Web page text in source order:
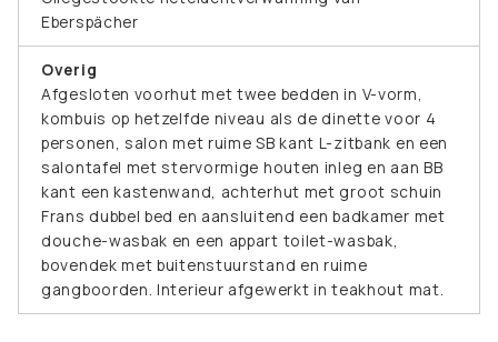
Eberspächer
Overig
Afgesloten voorhut met twee bedden in V-vorm,
kombuis op hetzelfde niveau als de dinette voor 4
personen, salon met ruime SB kant L-zitbank en een
salontafel met stervormige houten inleg en aan BB
kant een kastenwand, achterhut met groot schuin
Frans dubbel bed en aansluitend een badkamer met
douche-wasbak en een appart toilet-wasbak,
bovendek met buitenstuurstand en ruime
gangboorden. Interieur afgewerkt in teakhout mat.